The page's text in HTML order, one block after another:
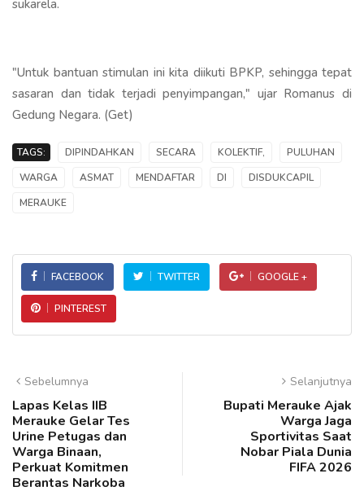
sukarela.
"Untuk bantuan stimulan ini kita diikuti BPKP, sehingga tepat
sasaran dan tidak terjadi penyimpangan," ujar Romanus di
Gedung Negara. (Get)
TAGS: DIPINDAHKAN SECARA KOLEKTIF,
PULUHAN
WARGA
ASMAT MENDAFTAR DI
DISDUKCAPIL
MERAUKE
FACEBOOK TWITTER GOOGLE +
PINTEREST
Sebelumnya
Lapas Kelas IIB
Merauke Gelar Tes
Urine Petugas dan
Warga Binaan,
Perkuat Komitmen
Berantas Narkoba
Selanjutnya
Bupati Merauke Ajak
Warga Jaga
Sportivitas Saat
Nobar Piala Dunia
FIFA 2026